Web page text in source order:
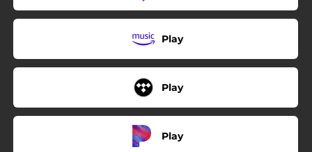
Play
Play
Play